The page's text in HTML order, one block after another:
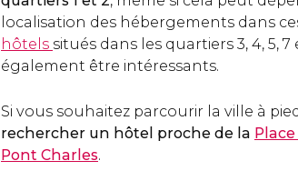
localisation des hébergements dans
hôtels situés dans les quartiers 3, 4, 5,
également être intéressants.
Si vous souhaitez parcourir la ville à
rechercher un hôtel proche de la
Pont Charles.